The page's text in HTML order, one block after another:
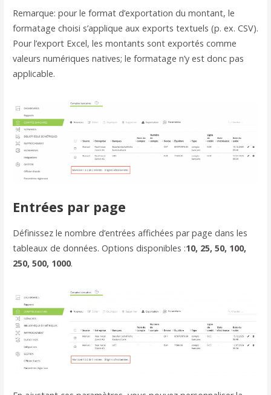
Remarque: pour le format d’exportation du montant, le
formatage choisi s’applique aux exports textuels (p. ex. CSV).
Pour l’export Excel, les montants sont exportés comme
valeurs numériques natives; le formatage n’y est donc pas
applicable.
Entrées par page
Définissez le nombre d’entrées affichées par page dans les
tableaux de données. Options disponibles :10, 25, 50, 100,
250, 500, 1000.